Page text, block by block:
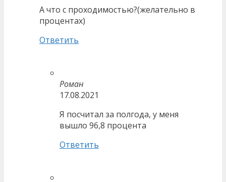
А что с проходимостью?(желательно в
процентах)
Ответить
Роман
17.08.2021
Я посчитал за полгода, у меня
вышло 96,8 процента
Ответить